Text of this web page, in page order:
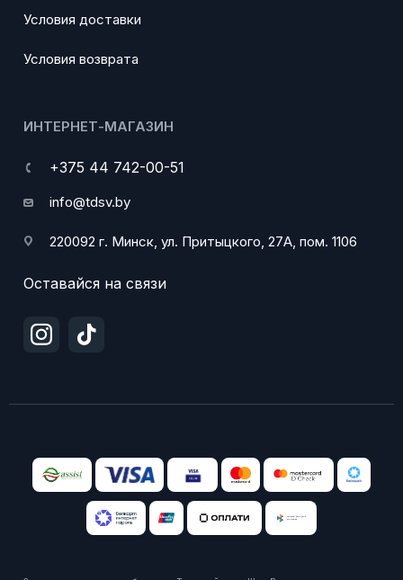
Условия доставки
Условия возврата
ИНТЕРНЕТ-МАГАЗИН
+375 44 742-00-51
info@tdsv.by
220092 г. Минск, ул. Притыцкого, 27А, пом. 1106
Оставайся на связи